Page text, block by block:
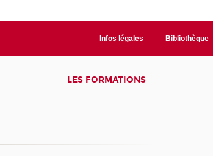
Infos légales Bibliothèque
LES FORMATIONS